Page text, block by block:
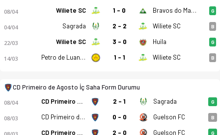
08/04 Wiliete SC 1 - 0 Bravos do Maquis G
04/04 Sagrada 2 - 2 Wiliete SC B
22/03 Wiliete SC 3 - 0 Huila G
14/03 Petro de Luanda 1 - 1 Wiliete SC B
CD Primeiro de Agosto İç Saha Form Durumu
08/04 CD Primeiro de Agosto 2 - 1 Sagrada G
08/03 CD Primeiro de Agosto 0 - 0 Guelson FC B
CD Primeiro de Agosto 2 - 0 Guelson FC G